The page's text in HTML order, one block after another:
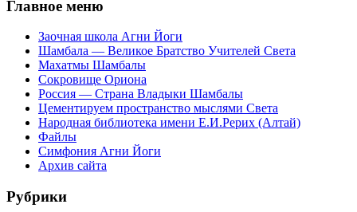
Главное меню
Заочная школа Агни Йоги
Шамбала — Великое Братство Учителей Света
Махатмы Шамбалы
Сокровище Ориона
Россия — Страна Владыки Шамбалы
Цементируем пространство мыслями Света
Народная библиотека имени Е.И.Рерих (Алтай)
Файлы
Симфония Агни Йоги
Архив сайта
Рубрики